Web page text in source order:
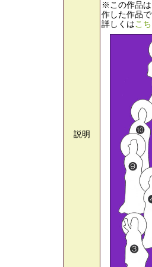
説明
※この作品は
作した作品で
詳しくはこ